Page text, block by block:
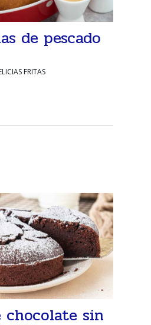
de pescado
FRITAS
chocolate sin